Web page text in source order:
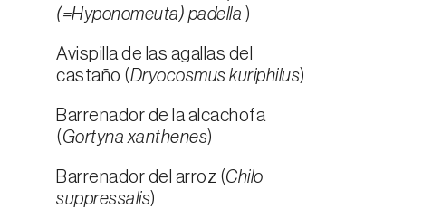
(=Hyponomeuta) padella )
Avispilla de las agallas del
castaño (Dryocosmus kuriphilus)
Barrenador de la alcachofa
(Gortyna xanthenes)
Barrenador del arroz (Chilo
suppressalis)